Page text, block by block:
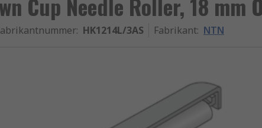
: HK1214L/3AS Fabrikant: NTN